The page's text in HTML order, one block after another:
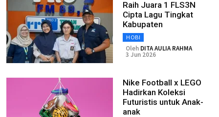
Raih Juara 1 FLS3N
Cipta Lagu Tingkat
Kabupaten
HOBI
Oleh DITA AULIA RAHMA
3 Jun 2026
Nike Football x LEGO
Hadirkan Koleksi
Futuristis untuk Anak-
anak